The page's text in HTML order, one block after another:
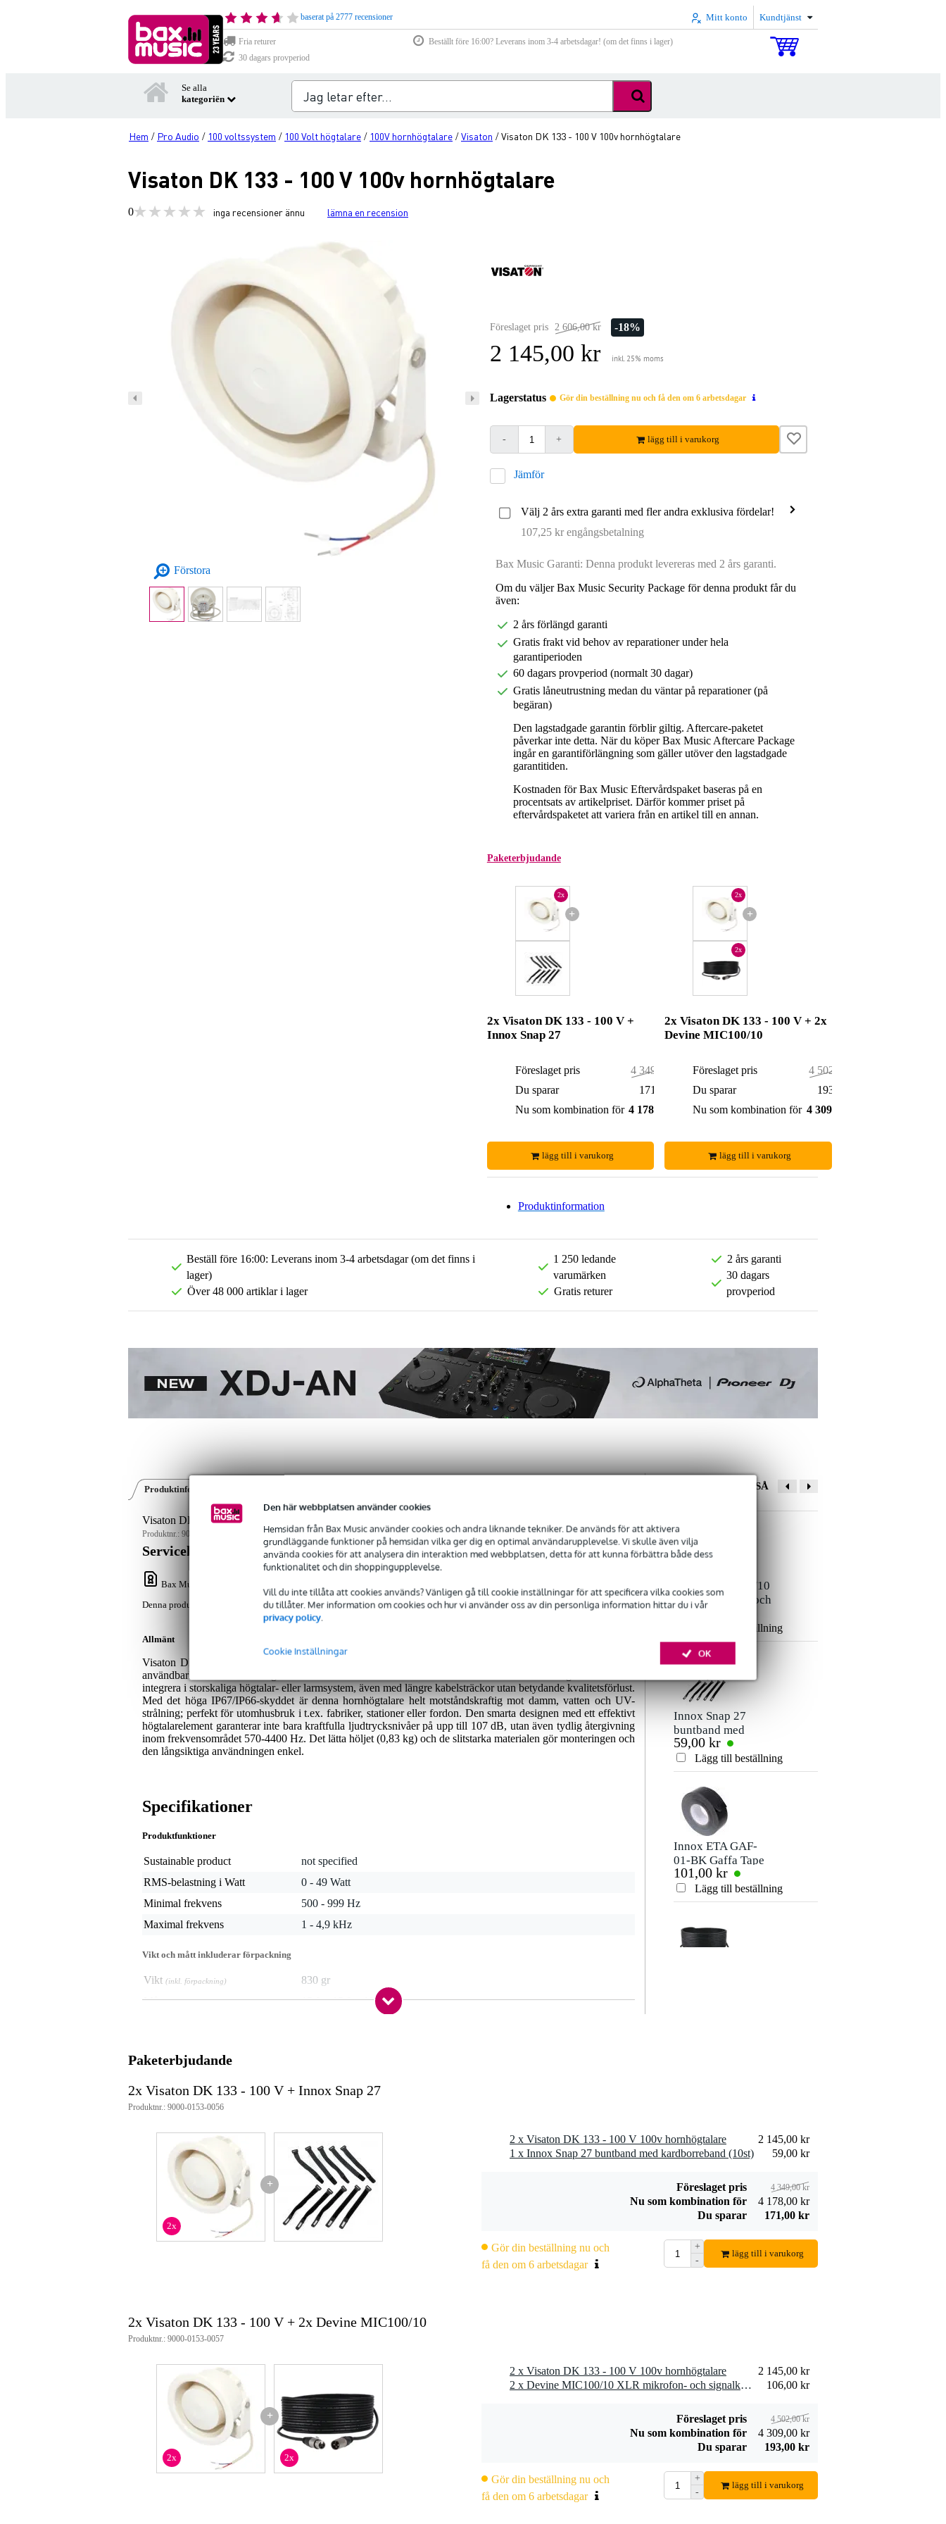
Den här webbplatsen använder cookies
Hemsidan från Bax Music använder cookies och andra liknande tekniker. De används för att aktivera
grundläggande funktioner på hemsidan vilka ger dig en optimal användarupplevelse. Vi skulle även vilja
använda cookies för att analysera din interaktion med webbplatsen, detta för att kunna förbättra både dess
funktionalitet och din shoppingupplevelse.
Vill du inte tillåta att cookies används? Vänligen gå till cookie inställningar för att specificera vilka cookies som
du tillåter. Mer information om cookies och hur vi använder oss av din personliga information hittar du i vår
privacy policy.
OK
Cookie Inställningar
baserat på 2777 recensioner Mitt konto Kundtjänst
Fria returer
Beställt före 16:00? Leverans inom 3-4 arbetsdagar! (om det finns i lager)
30 dagars provperiod
Se alla
kategoriën
Hem / Pro Audio / 100 voltssystem / 100 Volt högtalare / 100V hornhögtalare /Visaton /Visaton DK 133 - 100 V 100v hornhögtalare
Visaton DK 133 - 100 V 100v hornhögtalare
0 inga recensioner ännu lämna en recension
Förstora
Föreslaget pris 2 606,00 kr -18%
2 145,00 kr inkl. 25% moms
Lagerstatus Gör din beställning nu och få den om 6 arbetsdagar
- + lägg till i varukorg
Jämför
Välj 2 års extra garanti med fler andra exklusiva fördelar!
107,25 kr engångsbetalning
Bax Music Garanti: Denna produkt levereras med 2 års garanti.
Om du väljer Bax Music Security Package för denna produkt får du
även:
2 års förlängd garanti
Gratis frakt vid behov av reparationer under hela
garantiperioden
60 dagars provperiod (normalt 30 dagar)
Gratis låneutrustning medan du väntar på reparationer (på
begäran)
Den lagstadgade garantin förblir giltig. Aftercare-paketet
påverkar inte detta. När du köper Bax Music Aftercare Package
ingår en garantiförlängning som gäller utöver den lagstadgade
garantitiden.
Kostnaden för Bax Music Eftervårdspaket baseras på en
procentsats av artikelpriset. Därför kommer priset på
eftervårdspaketet att variera från en artikel till en annan.
Paketerbjudande
+
2x
2x Visaton DK 133 - 100 V +
Innox Snap 27
Föreslaget pris
4 349,00 kr
Du sparar
171,00 kr
Nu som kombination för 4 178,00 kr
lägg till i varukorg
+
2x
2x
2x Visaton DK 133 - 100 V + 2x
Devine MIC100/10
Föreslaget pris
4 502,00 kr
Du sparar
193,00 kr
Nu som kombination för 4 309,00 kr
lägg till i varukorg
Produktinformation
Beställ före 16:00: Leverans inom 3-4 arbetsdagar (om det finns i
lager)
Över 48 000 artiklar i lager
1 250 ledande
varumärken
Gratis returer
2 års garanti
30 dagars
provperiod
Produktinformation
Visaton DK 133 - 100 V 100v hornhögtalare
Produktnr.: 9000-0152-7527
Servicelöfte
Bax Music Garanti
Denna produkt levereras med 2 års garanti.
Allmänt
Visaton DK 133 - 100 V är en kompakt hornhögtalare som utmärker sig genom utmärkt talåtergivning och
användbarhet under en mängd olika förhållanden. Tack vare sin 100 V-transformator är högtalaren lätt att
integrera i storskaliga högtalar- eller larmsystem, även med längre kabelsträckor utan betydande kvalitetsförlust.
Med det höga IP67/IP66-skyddet är denna hornhögtalare helt motståndskraftig mot damm, vatten och UV-
strålning; perfekt för utomhusbruk i t.ex. fabriker, stationer eller fordon. Den smarta designen med ett effektivt
högtalarelement garanterar inte bara kraftfulla ljudtrycksnivåer på upp till 107 dB, utan även tydlig återgivning
inom frekvensområdet 570-4400 Hz. Det lätta höljet (0,83 kg) och de slitstarka materialen gör monteringen och
den långsiktiga användningen enkel.
Specifikationer
Produktfunktioner
Sustainable product
not specified
RMS-belastning i Watt
0 - 49 Watt
Minimal frekvens
500 - 999 Hz
Maximal frekvens
1 - 4,9 kHz
Vikt och mått inkluderar förpackning
Vikt (inkl. förpackning)
830 gr
Mått(inkl. förpackning) 15,0 x 15,0 x 10,0 cm
nätspänning: 100 V
freq_response_hz: 570 - 4400 Hz
loudness: 106 dB (1 W/1 m) @ 2800 Hz
max_spl_db: 107 dB (6 W/1 m)
vikt_kg: 0,83 kg
färg: RAL 9010
längd: 0,5 m
ip-klassificering: IP67, IP66
ip66-certifiering: IP66
maximal effekt: 6 W
effektuttag: 6, 3, 1,5, 1, 0,6, 0,4 W
driftstemperatur: -25 - 70 °C
Kommentar
Skicka
Det finns ännu inga recensioner för denna produkt.
ANDRA KÖPTE OCKSÅ
Devine MIC100/10
XLR mikrofon- och
106,00 kr
Lägg till beställning
Innox Snap 27
buntband med
kardborreband
(10st)
59,00 kr
Lägg till beställning
Innox ETA GAF-
01-BK Gaffa Tape
50 mm x 50 m svart
101,00 kr
Lägg till beställning
jack-jack 10 meter
106,00 kr
Lägg till beställning
Devine SPE25/R
SPE25/R
högtalarkabel 2x
19,00 kr
Paketerbjudande
2x Visaton DK 133 - 100 V + Innox Snap 27
Produktnr.: 9000-0153-0056
+
2x
2 x Visaton DK 133 - 100 V 100v hornhögtalare
2 145,00 kr
1 x Innox Snap 27 buntband med kardborreband (10st)
59,00 kr
Föreslaget pris 4 349,00 kr
Nu som kombination för
4 178,00 kr
Du sparar
171,00 kr
Gör din beställning nu och
få den om 6 arbetsdagar
+
-
lägg till i varukorg
2x Visaton DK 133 - 100 V + 2x Devine MIC100/10
Produktnr.: 9000-0153-0057
+
2x 2x
2 x Visaton DK 133 - 100 V 100v hornhögtalare
2 145,00 kr
2 x Devine MIC100/10 XLR mikrofon- och signalkabel 10 meter
106,00 kr
Föreslaget pris 4 502,00 kr
Nu som kombination för
4 309,00 kr
Du sparar
193,00 kr
Gör din beställning nu och
få den om 6 arbetsdagar
+
-
lägg till i varukorg